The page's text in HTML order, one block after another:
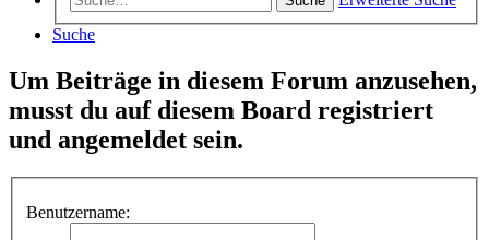
Suche
Um Beiträge in diesem Forum anzusehen,
musst du auf diesem Board registriert
und angemeldet sein.
Benutzername: